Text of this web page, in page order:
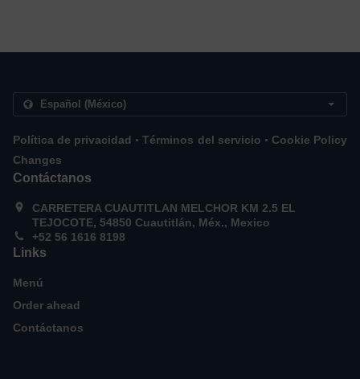
Política de privacidad . Términos del servicio . Cookie Policy
Changes
Contáctanos
CARRETERA CUAUTITLAN MELCHOR KM 2.5 EL
TEJOCOTE, 54850 Cuautitlán, Méx., Mexico
+52 56 1616 8198
Links
Menú
Order ahead
Contáctanos